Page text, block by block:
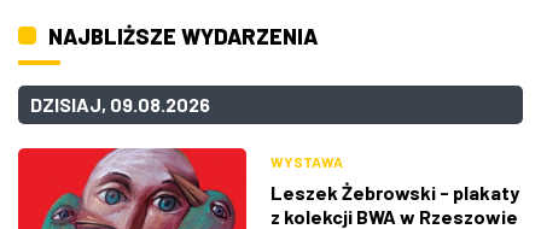
NAJBLIŻSZE WYDARZENIA
DZISIAJ, 09.08.2026
WYSTAWA
Leszek Żebrowski - plakaty
z kolekcji BWA w Rzeszowie